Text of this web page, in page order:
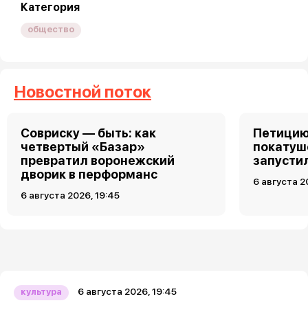
Категория
общество
Новостной поток
Совриску — быть: как
четвертый «Базар»
превратил воронежский
дворик в перформанс
6 августа 2026, 19:45
6 августа
культура 6 августа 2026, 19:45